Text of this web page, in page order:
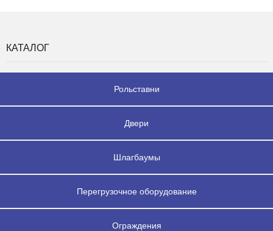
КАТАЛОГ
Рольставни
Двери
Шлагбаумы
Перегрузочное оборудование
Ограждения